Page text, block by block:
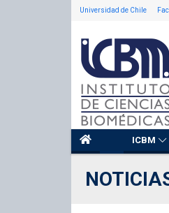
Universidad de Chile
ICBM